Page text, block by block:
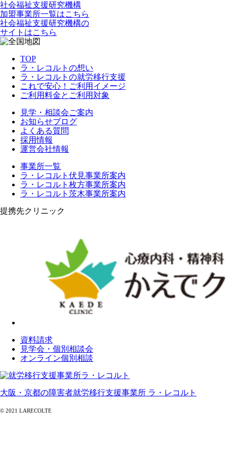
社会福祉支援研究機構
加盟事業所一覧はこちら
社会福祉支援研究機構の
サイトはこちら
TOP
ラ・レコルトの想い
ラ・レコルトの就労移行支援
これで安心！ご利用イメージ
ご利用料金とご利用対象
見学・相談会ご案内
お知らせブログ
よくある質問
採用情報
運営会社情報
事業所一覧
ラ・レコルト伏見事業所案内
ラ・レコルト枚方事業所案内
ラ・レコルト茨木事業所案内
提携先クリニック
資料請求
見学会・個別相談会
オンライン個別相談
大阪・京都の障害者就労移行支援事業所 ラ・レコルト
© 2021 LARECOLTE